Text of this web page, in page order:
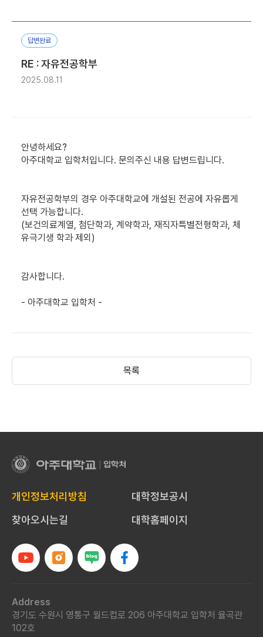
답변완료
RE : 자유전공학부
2025.08.11
안녕하세요?
아주대학교 입학처입니다. 문의주신 내용 답변드립니다.
자유전공학부의 경우 아주대학교에 개설된 전공에 자유롭게
선택 가능합니다.
(보건의료계열, 첨단학과, 계약학과, 재직자특별전형학과, 체
유극기생 학과 제외)
감사합니다.
- 아주대학교 입학처 -
목록
아
주
학
교
입
처
개인정보처리방침
대학정보공시
찾아오시는길
대학홈페이지
Address
경기도 수원시 영통구 월드컵로 206 아주대학교 입학처 율곡관
102호